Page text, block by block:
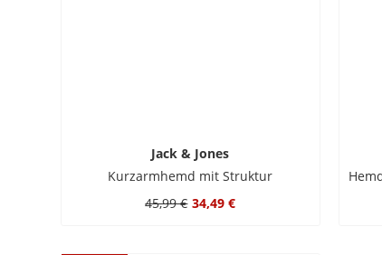
Jack & Jones
Kurzarmhemd mit Struktur
45,99 € 34,49 €